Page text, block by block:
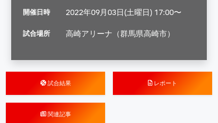
開催日時 2022年09月03日(土曜日) 17:00〜
試合場所 高崎アリーナ（群馬県高崎市）
試合結果 レポート
関連記事